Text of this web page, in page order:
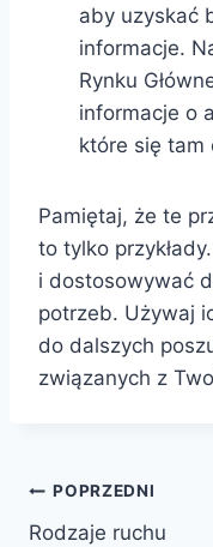
aby uzyskać
informacje.
Rynku
informacje o
które się tam
Pamiętaj, że te
to tylko
i dostosowywać
potrzeb. Używaj
do dalszych
związanych z
Nawigacja
POPRZEDNI
Rodzaje ruchu